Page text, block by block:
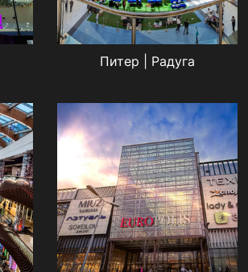
Питер | Радуга